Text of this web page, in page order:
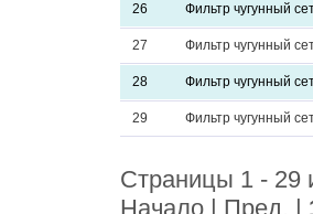
26 Фильтр чугунный
27 Фильтр чугунный
28 Фильтр чугунный
29 Фильтр чугунный
Страницы 1 - 29
Начало | Пред. |